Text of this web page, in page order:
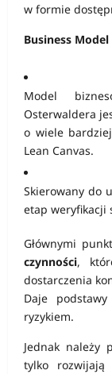
w formie
Business Model
Model
Osterwaldera
o wiele
Lean Canvas.
Skierowany do
etap weryfikacji
Głównymi
czynności,
dostarczenia
Daje
ryzykiem.
Jednak należy
tylko